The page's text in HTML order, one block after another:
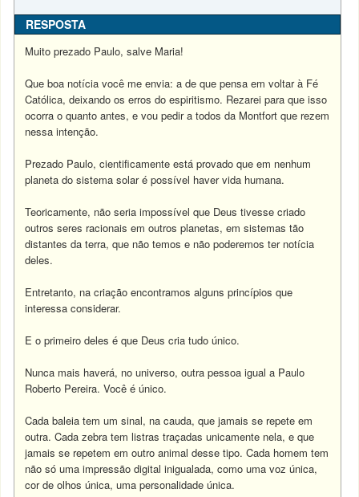
RESPOSTA
Muito prezado Paulo, salve Maria!
Que boa notícia você me envia: a de que pensa em voltar à Fé
Católica, deixando os erros do espiritismo. Rezarei para que isso
ocorra o quanto antes, e vou pedir a todos da Montfort que rezem
nessa intenção.
Prezado Paulo, cientificamente está provado que em nenhum
planeta do sistema solar é possível haver vida humana.
Teoricamente, não seria impossível que Deus tivesse criado
outros seres racionais em outros planetas, em sistemas tão
distantes da terra, que não temos e não poderemos ter notícia
deles.
Entretanto, na criação encontramos alguns princípios que
interessa considerar.
E o primeiro deles é que Deus cria tudo único.
Nunca mais haverá, no universo, outra pessoa igual a Paulo
Roberto Pereira. Você é único.
Cada baleia tem um sinal, na cauda, que jamais se repete em
outra. Cada zebra tem listras traçadas unicamente nela, e que
jamais se repetem em outro animal desse tipo. Cada homem tem
não só uma impressão digital inigualada, como uma voz única,
cor de olhos única, uma personalidade única.